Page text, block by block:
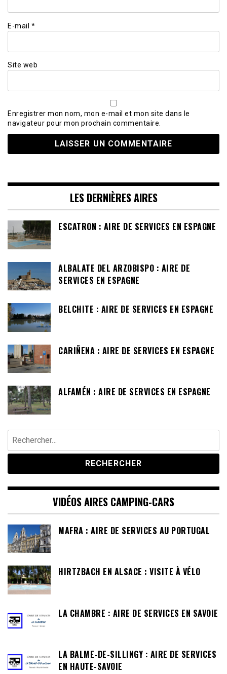
E-mail *
Site web
Enregistrer mon nom, mon e-mail et mon site dans le
navigateur pour mon prochain commentaire.
LES DERNIÈRES AIRES
ESCATRON : AIRE DE SERVICES EN ESPAGNE
ALBALATE DEL ARZOBISPO : AIRE DE
SERVICES EN ESPAGNE
BELCHITE : AIRE DE SERVICES EN ESPAGNE
CARIÑENA : AIRE DE SERVICES EN ESPAGNE
ALFAMÉN : AIRE DE SERVICES EN ESPAGNE
Rechercher :
VIDÉOS AIRES CAMPING-CARS
MAFRA : AIRE DE SERVICES AU PORTUGAL
HIRTZBACH EN ALSACE : VISITE À VÉLO
LA CHAMBRE : AIRE DE SERVICES EN SAVOIE
LA BALME-DE-SILLINGY : AIRE DE SERVICES
EN HAUTE-SAVOIE